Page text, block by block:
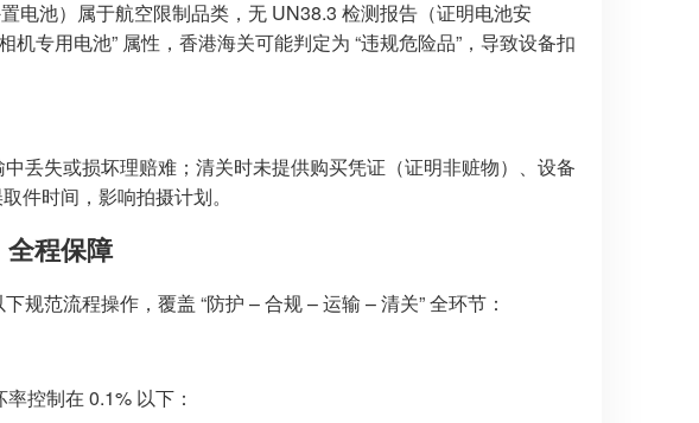
电池）属于航空限制品类，无 UN38.3 检测报告（证明电池安
专用电池” 属性，香港海关可能判定为 “违规危险品”，导致设备扣
丢失或损坏理赔难；清关时未提供购买凭证（证明非赃物）、设备
件时间，影响拍摄计划。
程保障
范流程操作，覆盖 “防护 – 合规 – 运输 – 清关” 全环节：
控制在 0.1% 以下：